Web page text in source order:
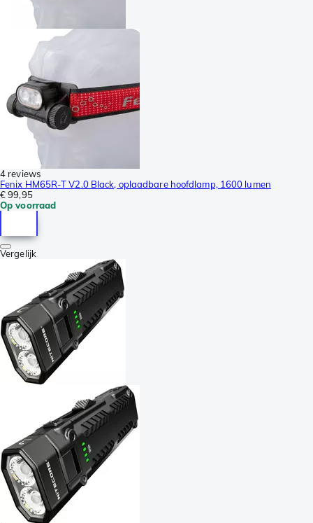
4 reviews
Fenix HM65R-T V2.0 Black, oplaadbare hoofdlamp, 1600 lumen
€ 99,95
Op voorraad
Vergelijk